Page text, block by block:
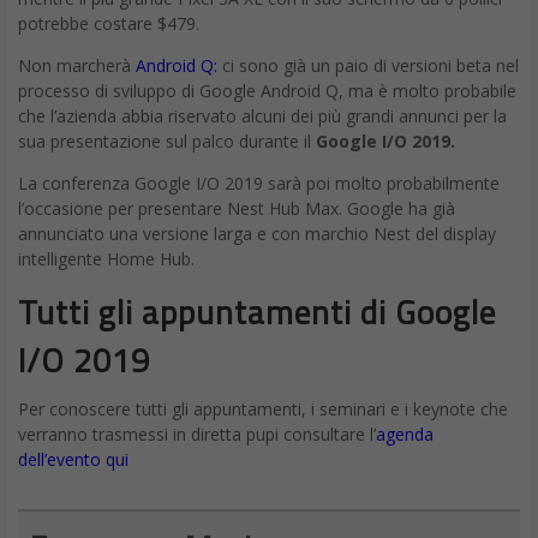
potrebbe costare $479.
Non marcherà Android Q: ci sono già un paio di versioni beta nel
processo di sviluppo di Google Android Q, ma è molto probabile
che l’azienda abbia riservato alcuni dei più grandi annunci per la
sua presentazione sul palco durante il Google I/O 2019.
La conferenza Google I/O 2019 sarà poi molto probabilmente
l’occasione per presentare Nest Hub Max. Google ha già
annunciato una versione larga e con marchio Nest del display
intelligente Home Hub.
Tutti gli appuntamenti di Google
I/O 2019
Per conoscere tutti gli appuntamenti, i seminari e i keynote che
verranno trasmessi in diretta pupi consultare l’agenda
dell’evento qui